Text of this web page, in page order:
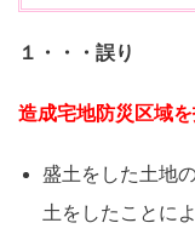
１・・・誤り
造成宅地防災区域
盛土をした土地
土をしたことに